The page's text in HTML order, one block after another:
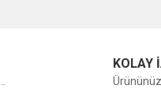
KOLAY